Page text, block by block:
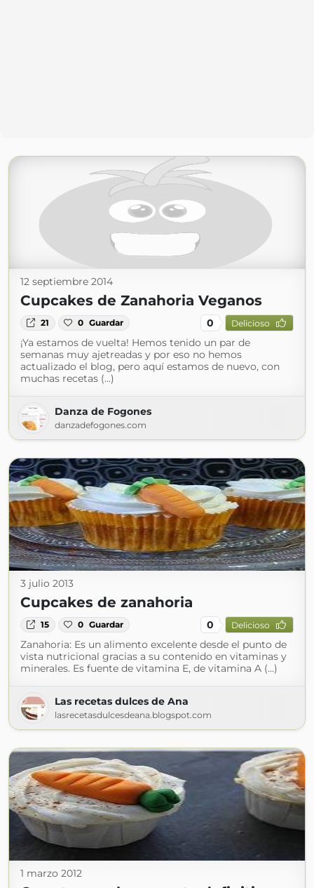
12 septiembre 2014
Cupcakes de Zanahoria Veganos
21 0 Guardar 0 Delicioso
¡Ya estamos de vuelta! Hemos tenido un par de
semanas muy ajetreadas y por eso no hemos
actualizado el blog, pero aquí estamos de nuevo, con
muchas recetas (...)
Danza de Fogones
danzadefogones.com
3 julio 2013
Cupcakes de zanahoria
15 0 Guardar 0 Delicioso
Zanahoria: Es un alimento excelente desde el punto de
vista nutricional gracias a su contenido en vitaminas y
minerales. Es fuente de vitamina E, de vitamina A (...)
Las recetas dulces de Ana
lasrecetasdulcesdeana.blogspot.com
1 marzo 2012